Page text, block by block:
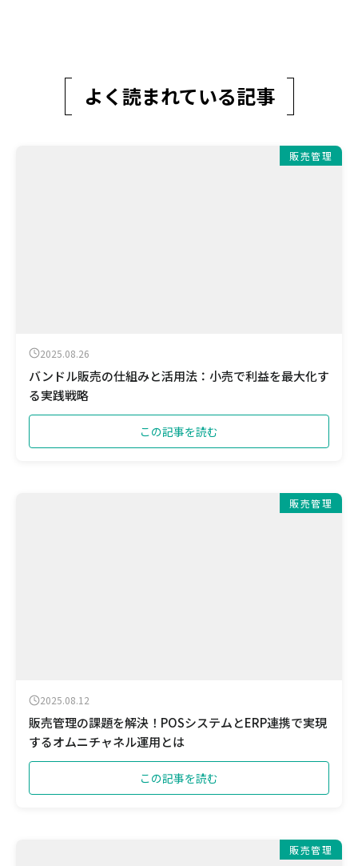
よく読まれている記事
販売管理
2025.08.26
バンドル販売の仕組みと活用法：小売で利益を最大化す
る実践戦略
この記事を読む
販売管理
2025.08.12
販売管理の課題を解決！POSシステムとERP連携で実現
するオムニチャネル運用とは
この記事を読む
販売管理